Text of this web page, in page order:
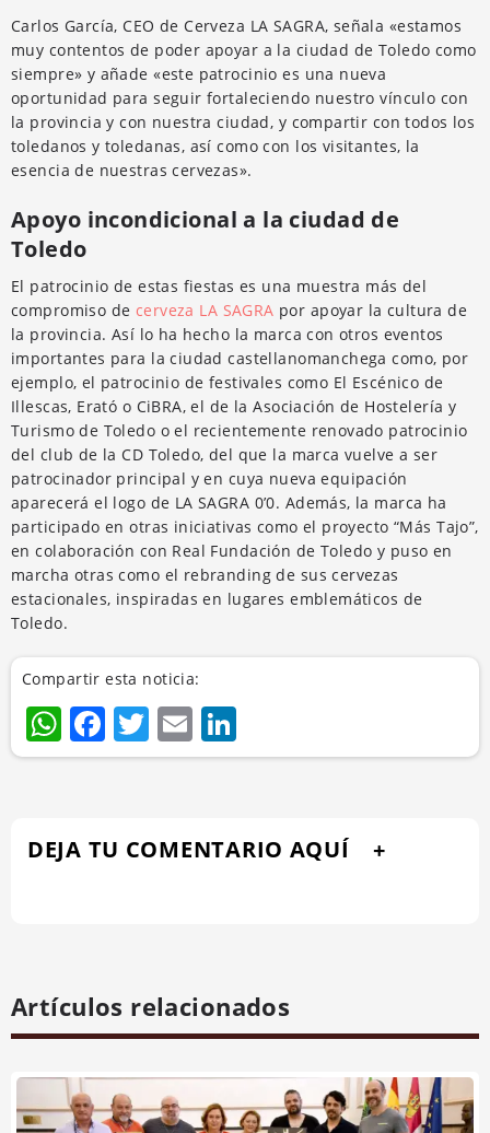
Carlos García, CEO de Cerveza LA SAGRA, señala «estamos
muy contentos de poder apoyar a la ciudad de Toledo como
siempre» y añade «este patrocinio es una nueva
oportunidad para seguir fortaleciendo nuestro vínculo con
la provincia y con nuestra ciudad, y compartir con todos los
toledanos y toledanas, así como con los visitantes, la
esencia de nuestras cervezas».
Apoyo incondicional a la ciudad de
Toledo
El patrocinio de estas fiestas es una muestra más del
compromiso de cerveza LA SAGRA por apoyar la cultura de
la provincia. Así lo ha hecho la marca con otros eventos
importantes para la ciudad castellanomanchega como, por
ejemplo, el patrocinio de festivales como El Escénico de
Illescas, Erató o CiBRA, el de la Asociación de Hostelería y
Turismo de Toledo o el recientemente renovado patrocinio
del club de la CD Toledo, del que la marca vuelve a ser
patrocinador principal y en cuya nueva equipación
aparecerá el logo de LA SAGRA 0’0. Además, la marca ha
participado en otras iniciativas como el proyecto “Más Tajo”,
en colaboración con Real Fundación de Toledo y puso en
marcha otras como el rebranding de sus cervezas
estacionales, inspiradas en lugares emblemáticos de
Toledo.
Compartir esta noticia:
WhatsApp
Facebook
Twitter
Email
DEJA TU COMENTARIO AQUÍ
Artículos relacionados